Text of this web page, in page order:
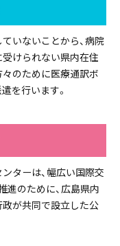
いないことから、病院
けられない県内在住
のために医療通訳ボ
を行います。
ターは、幅広い国際交
進のために、広島県内
が共同で設立した公